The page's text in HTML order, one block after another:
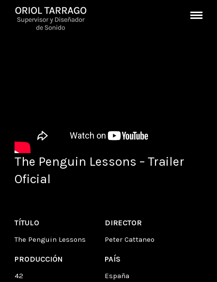
The Penguin Lessons – Trailer
Oficial
TÍTULO
The Penguin Lessons
DIRECTOR
Peter Cattaneo
PRODUCCIÓN
42
PAÍS
España